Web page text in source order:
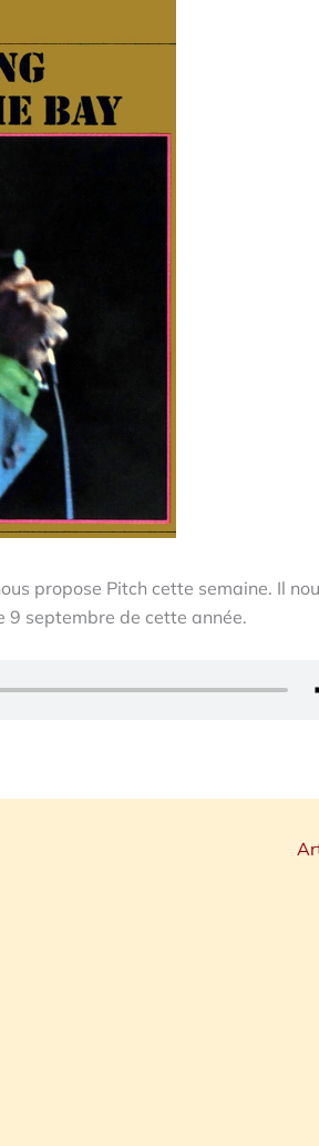
propose Pitch cette semaine. Il
9 septembre de cette année.